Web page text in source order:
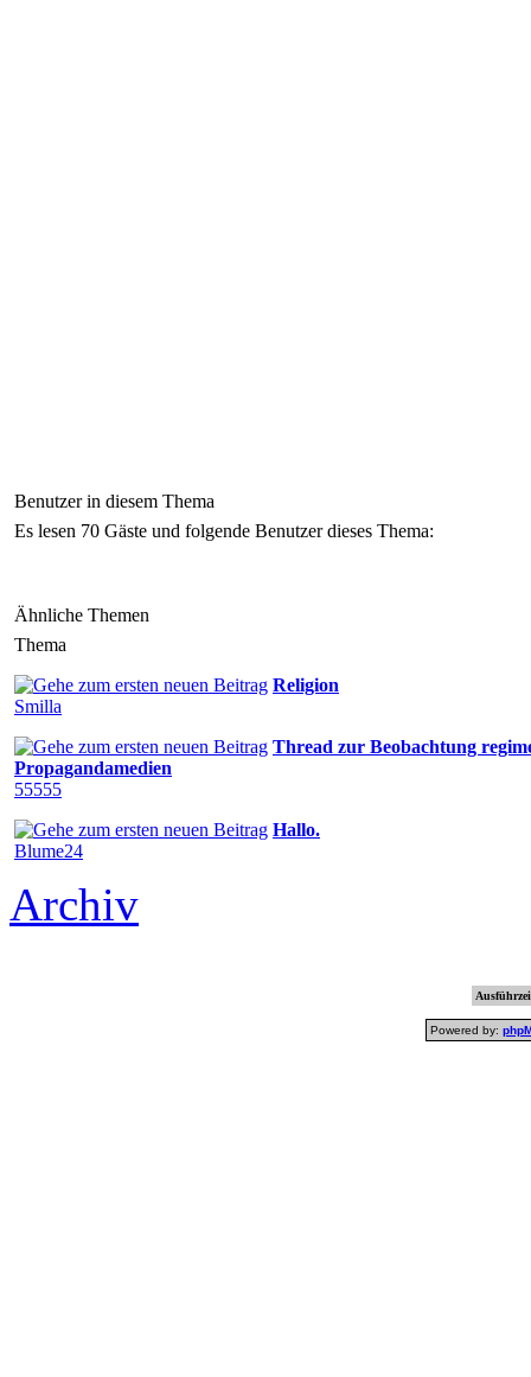
Benutzer in diesem Thema
Es lesen 70 Gäste und folgende Benutzer dieses Thema:
Ähnliche Themen
Thema
Religion
Smilla
Thread zur Beobachtung
Propagandamedien
55555
Hallo.
Blume24
Archiv
Powered by: